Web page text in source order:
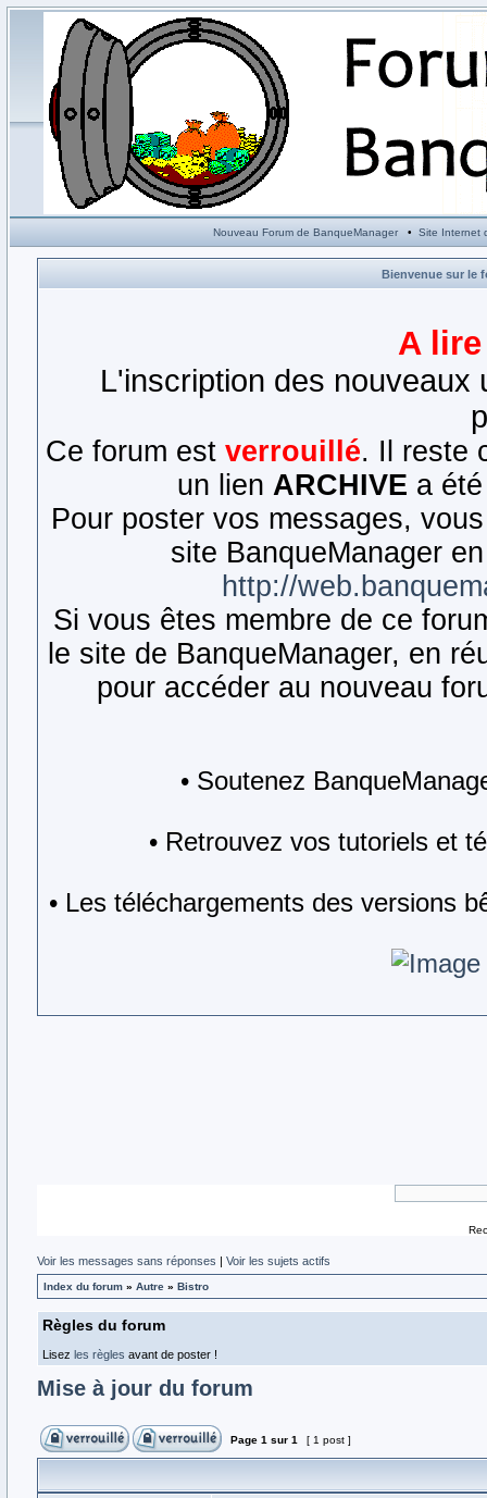
Nouveau Forum de BanqueManager• Site Internet
Bienvenue sur le
A
L'inscription des
Ce forum est verrouillé. Il reste
un lien ARCHIVE a
Pour poster vos messages,
site BanqueManager
http://
Si vous êtes membre de ce
le site de BanqueManager, en
pour accéder au nouveau
• Soutenez
• Retrouvez vos tutoriels et
• Les téléchargements des versions
Voir les messages sans réponses | Voir les sujets actifs
Index du forum » Autre » Bistro
Règles du forum
Lisez les règles avant de poster !
Mise à jour du forum
Page 1 sur 1 [ 1 post ]